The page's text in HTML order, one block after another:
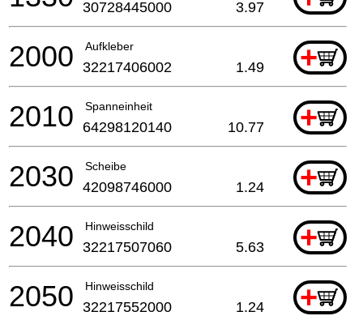
30728445000 3.97
Aufkleber +
2000 32217406002 1.49
Spanneinheit +
2010 64298120140 10.77
Scheibe +
2030 42098746000 1.24
Hinweisschild +
2040 32217507060 5.63
Hinweisschild +
2050 32217552000 1.24